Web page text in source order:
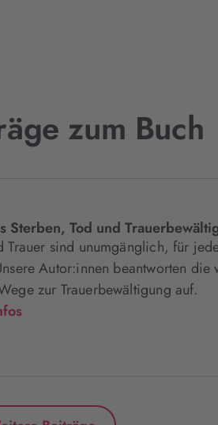
zum Buch
Sterben, Tod und
Trauer sind unumgänglich, für
Autor:innen beantworten
zur Trauerbewältigung auf.